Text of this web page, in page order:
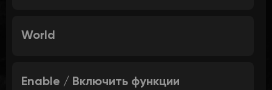
World
Enable / Включить функции